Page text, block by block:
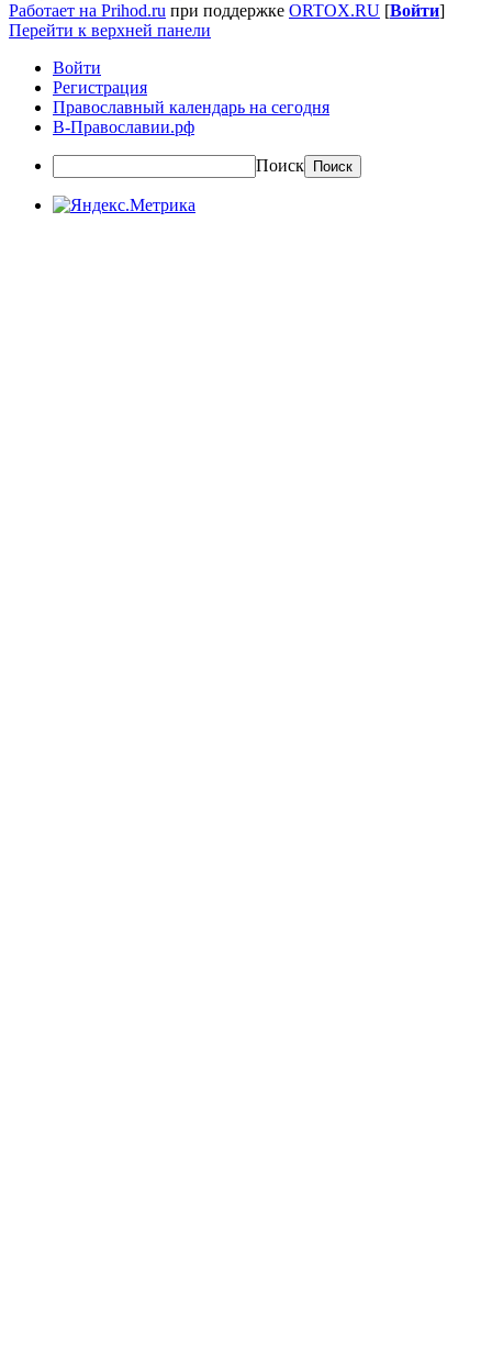
Работает на Prihod.ru при поддержке ORTOX.RU [Войти]
Перейти к верхней панели
Войти
Регистрация
Православный календарь на сегодня
В-Православии.рф
Поиск